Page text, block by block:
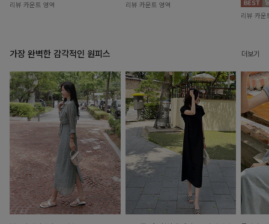
리뷰 카운트 영역 리뷰 카운트 영역
리뷰 카운
가장 완벽한 감각적인 원피스 더보기